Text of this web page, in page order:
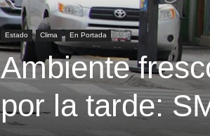
Estado Clima En Portada
Ambiente
por la tarde: